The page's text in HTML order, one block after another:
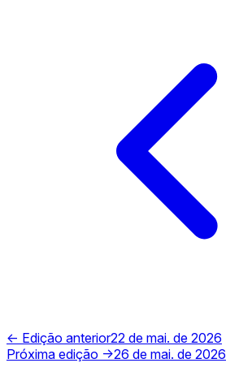
← Edição anterior22 de mai. de 2026
Próxima edição →26 de mai. de 2026